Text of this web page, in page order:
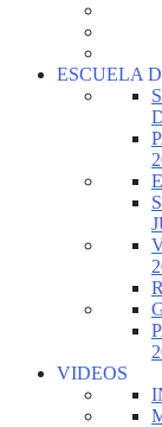
ESCUELA
VIDEOS